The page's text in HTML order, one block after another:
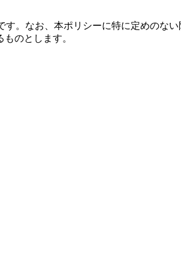
。なお、本ポリシーに特に定めのない
のとします。